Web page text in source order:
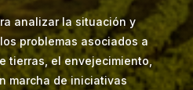
analizar la situación y
problemas asociados a
tierras, el envejecimiento,
marcha de iniciativas